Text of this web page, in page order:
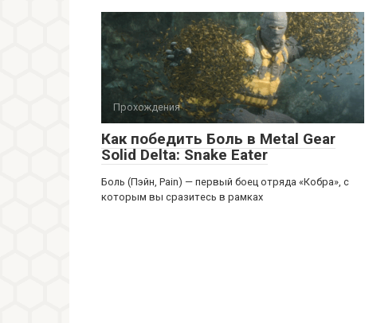
Прохождения
Как победить Боль в Metal Gear
Solid Delta: Snake Eater
Боль (Пэйн, Pain) — первый боец отряда «Кобра», с
которым вы сразитесь в рамках